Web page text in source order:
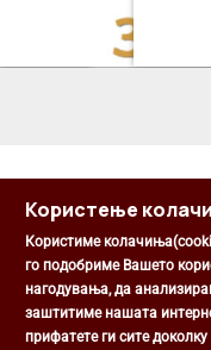
Користење
Користиме
го подобриме Вашето
нагодувања, да
заштитиме нашата
прифатете ги сите